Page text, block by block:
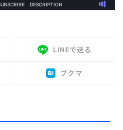
LINEで送る
ブクマ